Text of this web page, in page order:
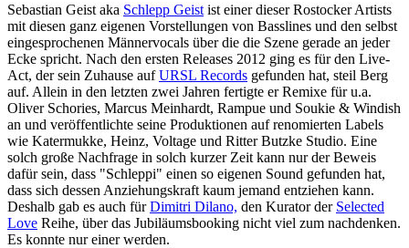
Sebastian Geist aka Schlepp Geist ist einer dieser Rostocker Artists
mit diesen ganz eigenen Vorstellungen von Basslines und den selbst
eingesprochenen Männervocals über die die Szene gerade an jeder
Ecke spricht. Nach den ersten Releases 2012 ging es für den Live-
Act, der sein Zuhause aufURSL Records gefunden hat, steil Berg
auf. Allein in den letzten zwei Jahren fertigte er Remixe für u.a.
Oliver Schories, Marcus Meinhardt, Rampue und Soukie & Windish
an und veröffentlichte seine Produktionen auf renomierten Labels
wie Katermukke, Heinz, Voltage und Ritter Butzke Studio. Eine
solch große Nachfrage in solch kurzer Zeit kann nur der Beweis
dafür sein, dass "Schleppi" einen so eigenen Sound gefunden hat,
dass sich dessen Anziehungskraft kaum jemand entziehen kann.
Deshalb gab es auch fürDimitri Dilano, den Kurator der Selected
Love Reihe, über das Jubiläumsbooking nicht viel zum nachdenken.
Es konnte nur einer werden.